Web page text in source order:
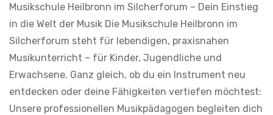
Musikschule Heilbronn im Silcherforum – Dein Einstieg
in die Welt der Musik Die Musikschule Heilbronn im
Silcherforum steht für lebendigen, praxisnahen
Musikunterricht – für Kinder, Jugendliche und
Erwachsene. Ganz gleich, ob du ein Instrument neu
entdecken oder deine Fähigkeiten vertiefen möchtest:
Unsere professionellen Musikpädagogen begleiten dich